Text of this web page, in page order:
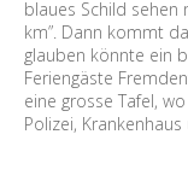
blaues Schild sehen
km”. Dann kommt
glauben könnte ein
Feriengäste
eine grosse Tafel,
Polizei,